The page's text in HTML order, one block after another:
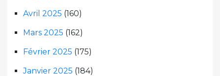
Avril 2025 (160)
Mars 2025 (162)
Février 2025 (175)
Janvier 2025 (184)